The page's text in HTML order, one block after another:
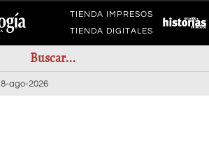
TIENDA IMPRESOS
TIENDA DIGITALES
8-ago-2026